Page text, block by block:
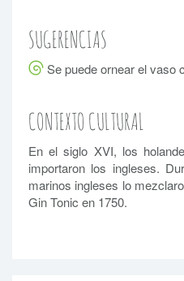
SUGERENCIAS
Se puede ornear el vaso
CONTEXTO CULTURAL
En el siglo XVI, los
importaron los ingleses.
marinos ingleses lo
Gin Tonic en 1750.